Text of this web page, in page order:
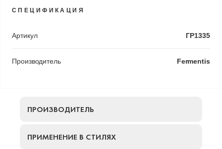
СПЕЦИФИКАЦИЯ
Артикул ГР1335
Производитель Fermentis
ПРОИЗВОДИТЕЛЬ
ПРИМЕНЕНИЕ В СТИЛЯХ